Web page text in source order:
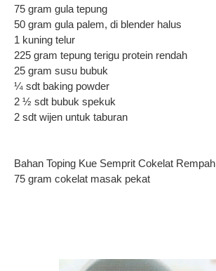
75 gram gula tepung
50 gram gula palem, di blender halus
1 kuning telur
225 gram tepung terigu protein rendah
25 gram susu bubuk
¼ sdt baking powder
2 ½ sdt bubuk spekuk
2 sdt wijen untuk taburan
Bahan Toping Kue Semprit Cokelat Rempah
75 gram cokelat masak pekat